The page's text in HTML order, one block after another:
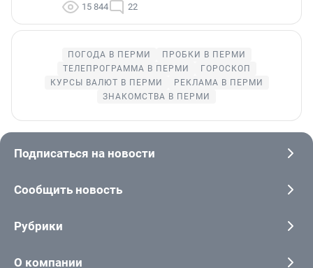
15 844 22
ПОГОДА В ПЕРМИ
ПРОБКИ В ПЕРМИ
ТЕЛЕПРОГРАММА В ПЕРМИ
ГОРОСКОП
КУРСЫ ВАЛЮТ В ПЕРМИ
РЕКЛАМА В ПЕРМИ
ЗНАКОМСТВА В ПЕРМИ
Подписаться на новости
Сообщить новость
Рубрики
О компании